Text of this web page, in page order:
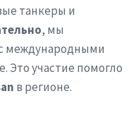
танкеры и
, мы
международными
Это участие помогло
в регионе.